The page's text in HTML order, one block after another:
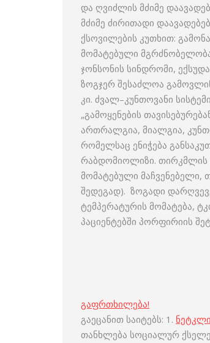
და ღვიძლის მძიმე
მძიმე ძირითადი
ქსოვილების კუთხით:
მომატებული
ჯონსონის სინდრომი,
ზოგჯერ შესაძლოა
კი. ძვალ–კუნთოვანი
„გამოყენების
ართრალგია, მიალგია,
რომელსაც ენიჭება
რაბდომიოლიზი. თირკმლის
მომატებული მაჩვენებელი,
შედეგად). ზოგადი
ტემპერატურის მომატება,
პაციენტებში პორფირიის
გაფრთხილება!
გაეცანით საიტებს: 1.
თანხლება სოციალურ